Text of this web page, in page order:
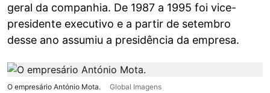
geral da companhia. De 1987 a 1995 foi vice-
presidente executivo e a partir de setembro
desse ano assumiu a presidência da empresa.
O empresário António Mota. Global Imagens